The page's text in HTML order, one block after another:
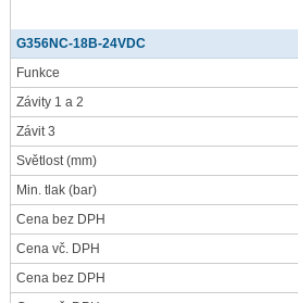
G356NC-18B-24VDC
Funkce
Závity 1 a 2
Závit 3
Světlost(mm)
Min. tlak (bar)
Cena bez DPH
Cena vč. DPH
Cena bez DPH